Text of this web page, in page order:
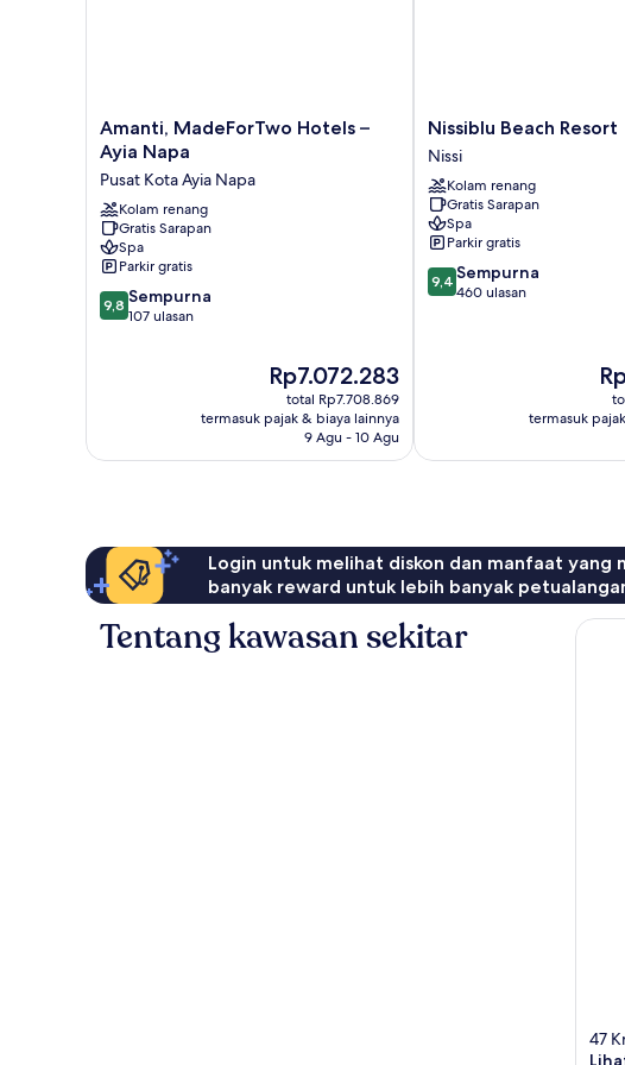
Amanti,
MadeForTwo
Hotels
–
Ayia
Napa
Pusat
Kota
Ayia
Napa
Amanti, MadeForTwo Hotels –
Ayia Napa
Pusat Kota Ayia Napa
Kolam renang
Gratis Sarapan
Spa
Parkir gratis
9.8
dari
9,8 Sempurna
107 ulasan
Harga
sekarang
Rp7.072.283
Rp7.072.283
total Rp7.708.869
termasuk pajak & biaya lainnya
9 Agu - 10 Agu
Nissiblu
Beach
Resort
Nissi
Nissiblu Beach Resort
Nissi
Kolam renang
Gratis Sarapan
Spa
Parkir gratis
9.4
dari
9,4 Sempurna
460 ulasan
termasuk
Login untuk melihat diskon dan manfaat yang
banyak reward untuk lebih banyak
Tentang kawasan sekitar
47